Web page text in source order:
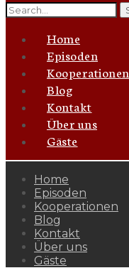
Search
for:
Home
Episoden
Kooperationen
Blog
Kontakt
Über uns
Gäste
Home
Episoden
Kooperationen
Blog
Kontakt
Über uns
Gäste